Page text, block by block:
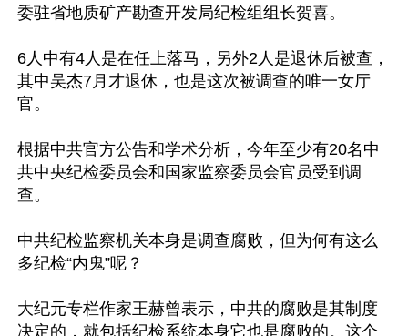
委驻省地质矿产勘查开发局纪检组组长贺喜。
6人中有4人是在任上落马，另外2人是退休后被查，
其中吴杰7月才退休，也是这次被调查的唯一女厅
官。
根据中共官方公告和学术分析，今年至少有20名中
共中央纪检委员会和国家监察委员会官员受到调
查。
中共纪检监察机关本身是调查腐败，但为何有这么
多纪检“内鬼”呢？
大纪元专栏作家王赫曾表示，中共的腐败是其制度
决定的，就包括纪检系统本身它也是腐败的。这个